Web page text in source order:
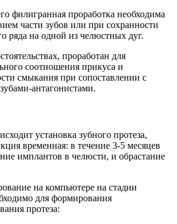
филигранная проработка необходима
части зубов или при сохранности
ряда на одной из челюстных дуг.
проработан для
соотношения прикуса и
смыкания при сопоставлении с
антагонистами.
установка зубного протеза,
временная: в течение 3-5 месяцев
имплантов в челюсти, и обрастание
на компьютере на стадии
для формирования
протеза: